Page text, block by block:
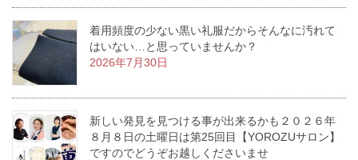
着用頻度の少ない黒い礼服だからそんなに汚れて
はいない…と思っていませんか？
2026年7月30日
新しい発見を見つける事が出来るかも２０２６年
８月８日の土曜日は第25回目【YOROZUサロン】
ですのでどうぞお越しくださいませ